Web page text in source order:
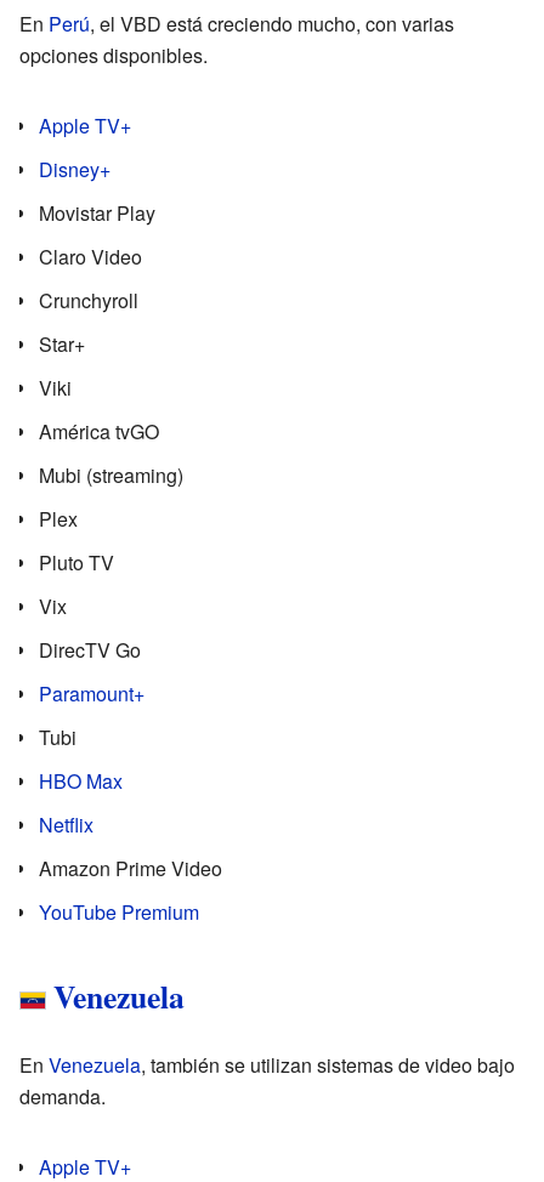
En Perú, el VBD está creciendo mucho, con varias
opciones disponibles.
Apple TV+
Disney+
Movistar Play
Claro Video
Crunchyroll
Star+
Viki
América tvGO
Mubi (streaming)
Plex
Pluto TV
Vix
DirecTV Go
Paramount+
Tubi
HBO Max
Netflix
Amazon Prime Video
YouTube Premium
Venezuela
En Venezuela, también se utilizan sistemas de video bajo
demanda.
Apple TV+